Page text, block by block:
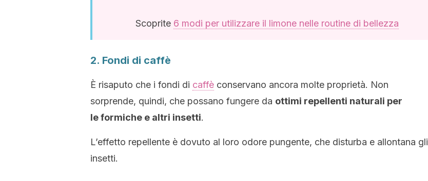
Scoprite 6 modi per utilizzare il limone nelle routine di bellezza
2. Fondi di caffè
È risaputo che i fondi di caffè conservano ancora molte proprietà. Non
sorprende, quindi, che possano fungere da ottimi repellenti naturali per
le formiche e altri insetti.
L’effetto repellente è dovuto al loro odore pungente, che disturba e allontana gli
insetti.